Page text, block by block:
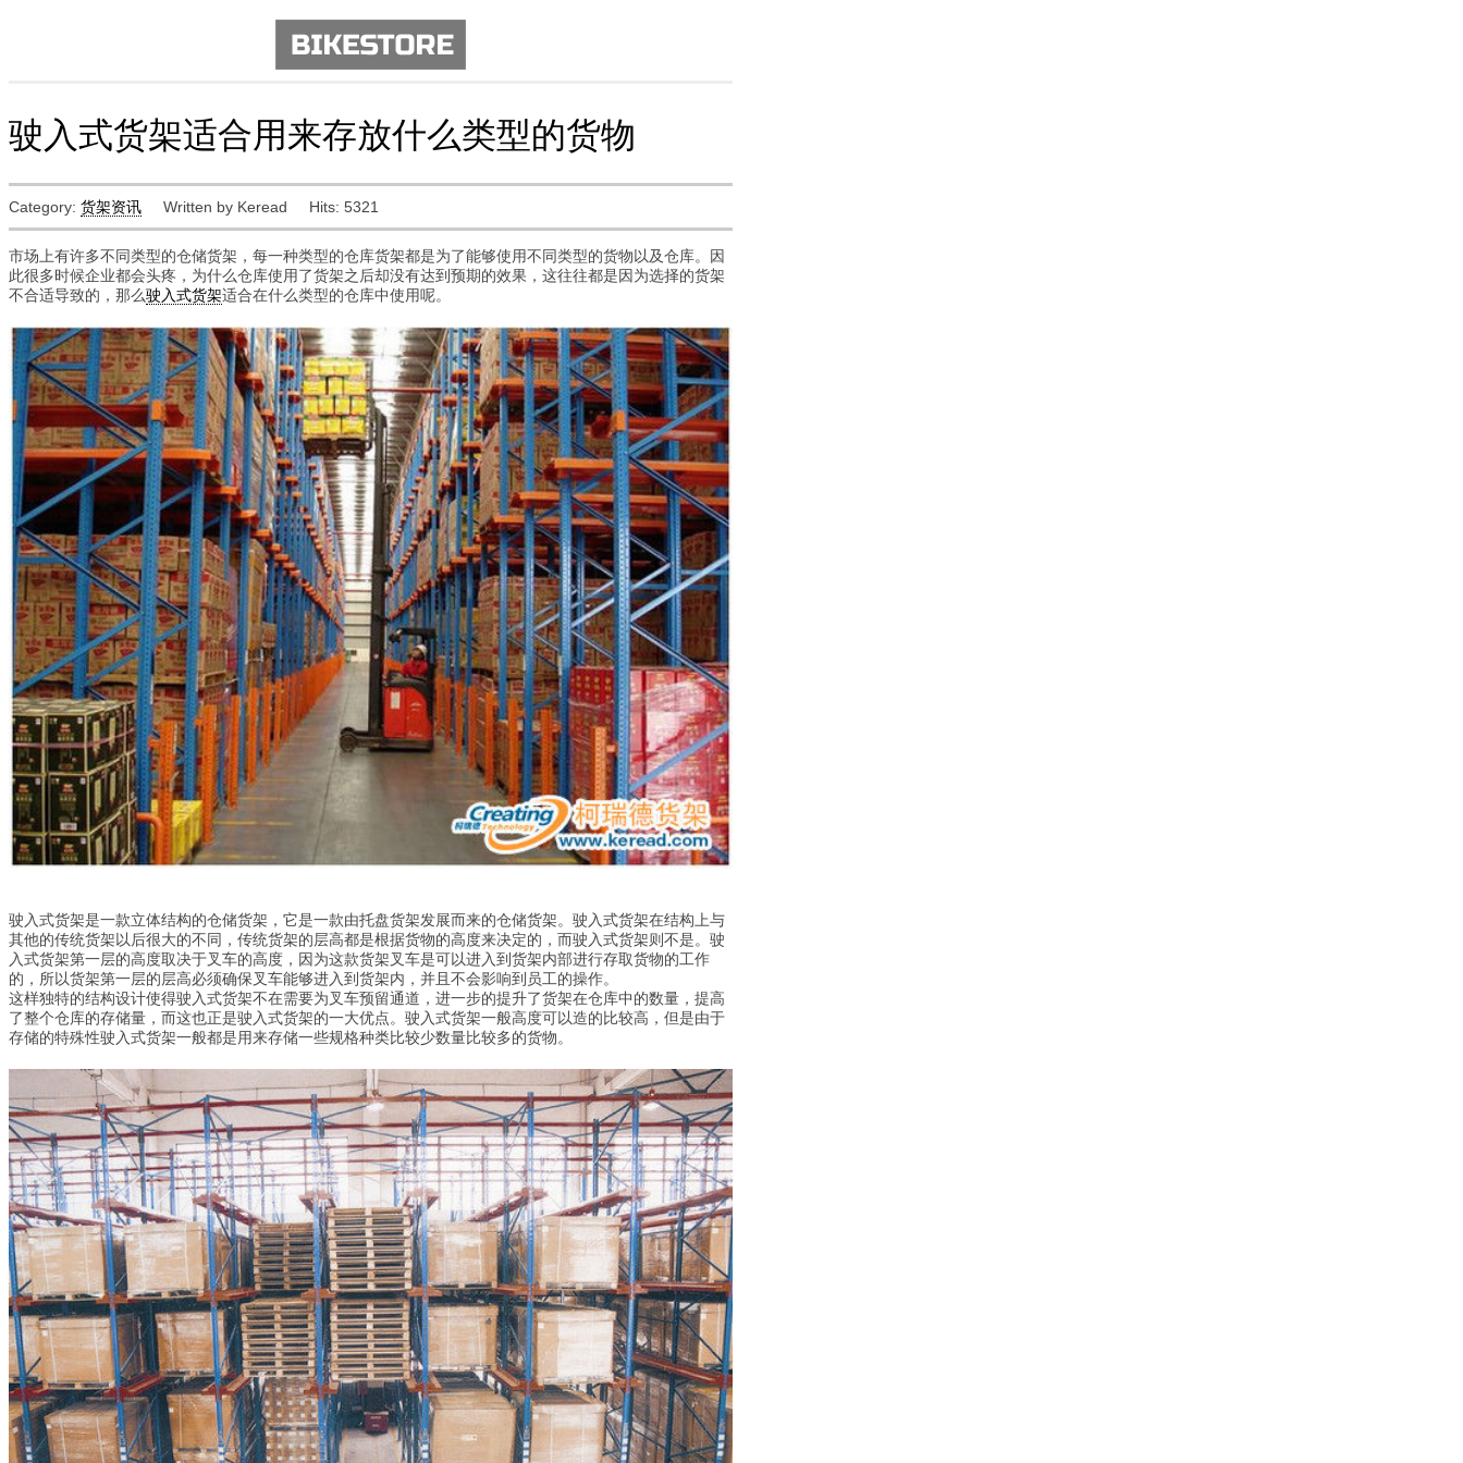
驶入式货架适合用来存放什么类型的货物
Category: 货架资讯 Written by Keread Hits: 5321
市场上有许多不同类型的仓储货架，每一种类型的仓库货架都是为了能够使用不同类型的货物以及仓库。因
此很多时候企业都会头疼，为什么仓库使用了货架之后却没有达到预期的效果，这往往都是因为选择的货架
不合适导致的，那么驶入式货架适合在什么类型的仓库中使用呢。
驶入式货架是一款立体结构的仓储货架，它是一款由托盘货架发展而来的仓储货架。驶入式货架在结构上与
其他的传统货架以后很大的不同，传统货架的层高都是根据货物的高度来决定的，而驶入式货架则不是。驶
入式货架第一层的高度取决于叉车的高度，因为这款货架叉车是可以进入到货架内部进行存取货物的工作
的，所以货架第一层的层高必须确保叉车能够进入到货架内，并且不会影响到员工的操作。
这样独特的结构设计使得驶入式货架不在需要为叉车预留通道，进一步的提升了货架在仓库中的数量，提高
了整个仓库的存储量，而这也正是驶入式货架的一大优点。驶入式货架一般高度可以造的比较高，但是由于
存储的特殊性驶入式货架一般都是用来存储一些规格种类比较少数量比较多的货物。